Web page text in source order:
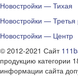
Новостройки — Тихая
Новостройки — Третья
Новостройки — Центр
© 2012-2021 Сайт
продукцию категории
информации сайта